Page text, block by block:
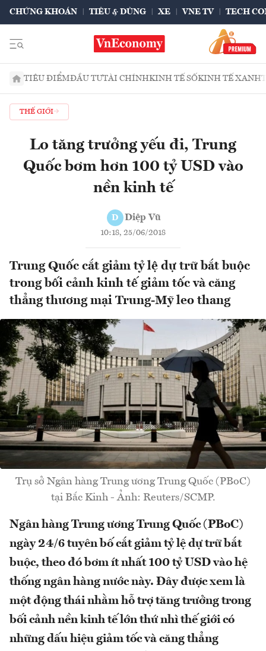
CHỨNG KHOÁN TIÊU & DÙNG XE VNE TV TECH
TIÊU ĐIỂMĐẦU TƯTÀI CHÍNHKINH TẾ SỐKINH TẾ XANH
THẾ GIỚI
Lo tăng trưởng yếu đi, Trung
Quốc bơm hơn 100 tỷ USD vào
nền kinh tế
D Diệp Vũ
10:18, 25/06/2018
Trung Quốc cắt giảm tỷ lệ dự trữ bắt buộc
trong bối cảnh kinh tế giảm tốc và căng
thẳng thương mại Trung-Mỹ leo thang
Trụ sở Ngân hàng Trung ương Trung Quốc (PBoC)
tại Bắc Kinh - Ảnh: Reuters/SCMP.
Ngân hàng Trung ương Trung Quốc (PBoC)
ngày 24/6 tuyên bố cắt giảm tỷ lệ dự trữ bắt
buộc, theo đó bơm ít nhất 100 tỷ USD vào hệ
thống ngân hàng nước này. Đây được xem là
một động thái nhằm hỗ trợ tăng trưởng trong
bối cảnh nền kinh tế lớn thứ nhì thế giới có
những dấu hiệu giảm tốc và căng thẳng